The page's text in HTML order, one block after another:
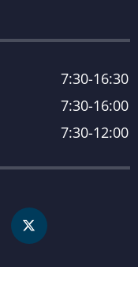
7:30-16:30
7:30-16:00
7:30-12:00